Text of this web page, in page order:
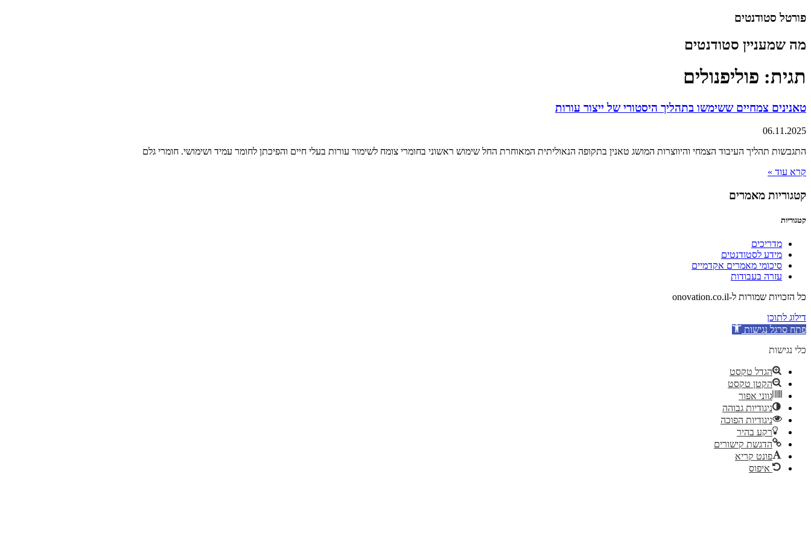
דלג
פורטל סטודנטים
מה שמעניין סטודנטים
תגית: פוליפנולים
טאנינים צמחיים ששימשו בתהליך היסטורי של ייצור עורות
06.11.2025
התגבשות תהליך העיבוד הצמחי והיווצרות המושג טאנין בתקופה הנאוליתית המאוחרת החל שימוש ראשוני בחומרי צומח לשימור עורות בעלי חיים והפיכתן לחומר עמיד ושימושי. חומרי גלם
קרא עוד »
קטגוריות מאמרים
קטגוריות
מדריכים
מידע לסטודנטים
סיכומי מאמרים אקדמיים
עזרה בעבודות
כל הזכויות שמורות ל-onovation.co.il
דילוג לתוכן
פתח סרגל נגישות
כלי נגישות
הגדל טקסט
הקטן טקסט
גווני אפור
ניגודיות גבוהה
ניגודיות הפוכה
רקע בהיר
הדגשת קישורים
פונט קריא
איפוס